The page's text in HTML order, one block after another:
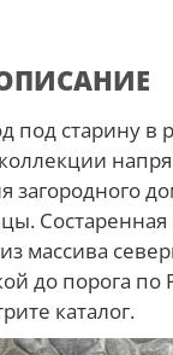
старину в
загородного
массива
до порога по
каталог.